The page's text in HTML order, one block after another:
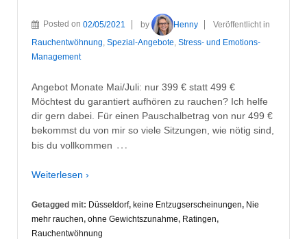
Posted on 02/05/2021 by Henny
Veröffentlicht in
Rauchentwöhnung, Spezial-Angebote, Stress- und Emotions-
Management
Angebot Monate Mai/Juli: nur 399 € statt 499 €
Möchtest du garantiert aufhören zu rauchen? Ich helfe
dir gern dabei. Für einen Pauschalbetrag von nur 499 €
bekommst du von mir so viele Sitzungen, wie nötig sind,
bis du vollkommen …
Weiterlesen ›
Getagged mit: Düsseldorf, keine Entzugserscheinungen, Nie
mehr rauchen, ohne Gewichtszunahme, Ratingen,
Rauchentwöhnung